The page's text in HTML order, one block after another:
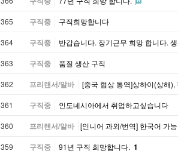
365 구직중 구직희망합니다
364 구직중 반갑습니다. 장기근무 희망 합니다.
363 구직중 품질 생산 구직
362 프리랜서/알바 [중국 협상 통역]상하이(상해
361 구직중 인도네시아에서 취업하고싶습니다
360 프리랜서/알바 ​[인니어 과외/번역] 한국어 가
359 구직중 91년 구직 희망합니다. 1